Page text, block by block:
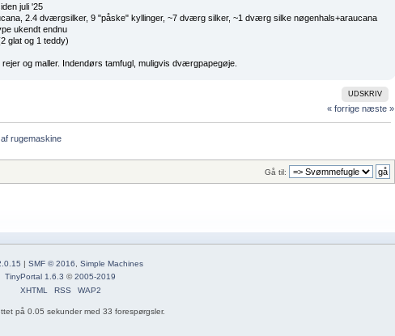
juli '25
2.4 dværgsilker, 9 "påske" kyllinger, ~7 dværg silker, ~1 dværg silke nøgenhals+araucana
ukendt endnu
glat og 1 teddy)
og maller. Indendørs tamfugl, muligvis dværgpapegøje.
UDSKRIV
« forrige næste »
af rugemaskine
Gå til:
SMF © 2016, Simple Machines
TinyPortal 1.6.3 ©2005-2019
XHTML
RSS WAP2
på 0.05 sekunder med 33 forespørgsler.